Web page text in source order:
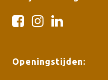
Openingstijden: